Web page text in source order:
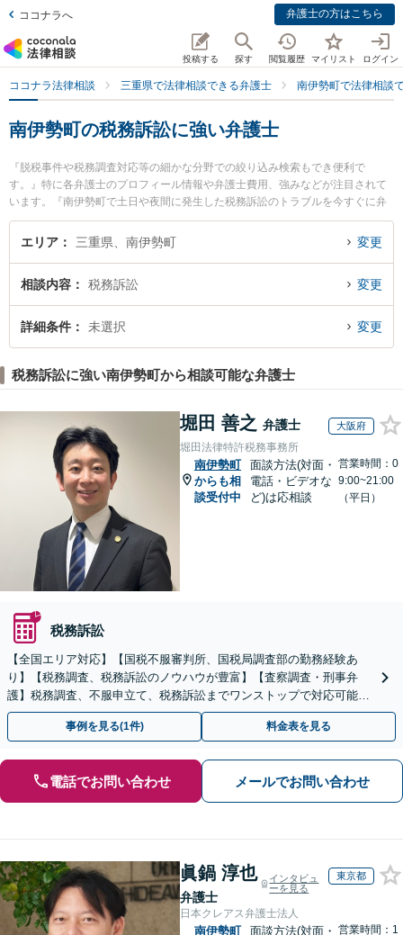
ココナラへ 弁護士の方はこちら
投稿する 探す 閲覧履歴 マイリスト ログイン
ココナラ法律相談 三重県で法律相談できる弁護士 南伊勢町で法律相談
南伊勢町の税務訴訟に強い弁護士
『脱税事件や税務調査対応等の細かな分野での絞り込み検索もでき便利で
す。』特に各弁護士のプロフィール情報や弁護士費用、強みなどが注目されて
います。『南伊勢町で土日や夜間に発生した税務訴訟のトラブルを今すぐに弁
護士に相談したい』『税務訴訟のトラブル解決の実績豊富な近くの弁護士を検
索したい』『初回相談無料で税務訴訟を法律相談できる南伊勢町内の弁護士に
エリア 三重県、南伊勢町 変更
相談内容 税務訴訟 変更
詳細条件 未選択 変更
税務訴訟に強い南伊勢町から相談可能な弁護士
堀田 善之 弁護士 大阪府
堀田法律特許税務事務所
南伊勢町
からも相
談受付中
面談方法(対面・
電話・ビデオな
ど)は応相談
営業時間：0
9:00~21:00
（平日）
税務訴訟
【全国エリア対応】【国税不服審判所、国税局調査部の勤務経験あ
り】【税務調査、税務訴訟のノウハウが豊富】【査察調査・刑事弁
護】税務調査、不服申立て、税務訴訟までワンストップで対応可能！
事業承継にも対応【休日・夜間相談可】
事例を見る(1件) 料金表を見る
電話でお問い合わせ メールでお問い合わせ
眞鍋 淳也
弁護士
インタビュ
ーを見る
東京都
日本クレアス弁護士法人
南伊勢町
面談方法(対面・ 営業時間：1